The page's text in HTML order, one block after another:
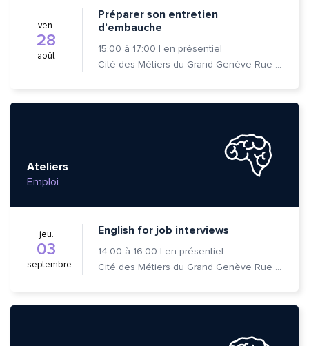
ven.
28
août
Préparer son entretien
d’embauche
15:00 à 17:00 | en présentiel
Cité des Métiers du Grand Genève Rue Prévost-Martin 6 1205 Genève
Ateliers
Emploi
jeu.
03
septembre
English for job interviews
14:00 à 16:00 | en présentiel
Cité des Métiers du Grand Genève Rue Prévost-Martin 6 1205 Genève